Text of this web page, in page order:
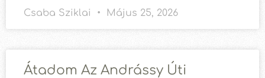
Csaba Sziklai Május 25, 2026
Átadom Az Andrássy Úti